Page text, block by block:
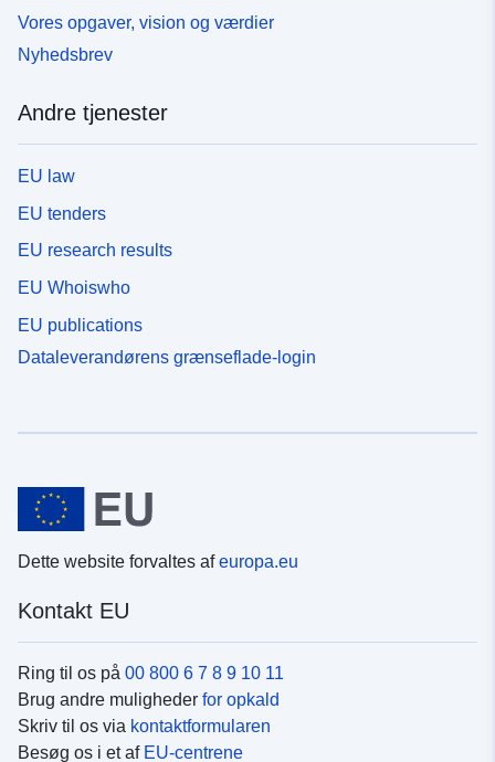
Vores opgaver, vision og værdier
Nyhedsbrev
Andre tjenester
EU law
EU tenders
EU research results
EU Whoiswho
EU publications
Dataleverandørens grænseflade-login
Dette website forvaltes afeuropa.eu
Kontakt EU
Ring til os på 00 800 6 7 8 9 10 11
Brug andre muligheder for opkald
Skriv til os via kontaktformularen
Besøg os i et af EU-centrene